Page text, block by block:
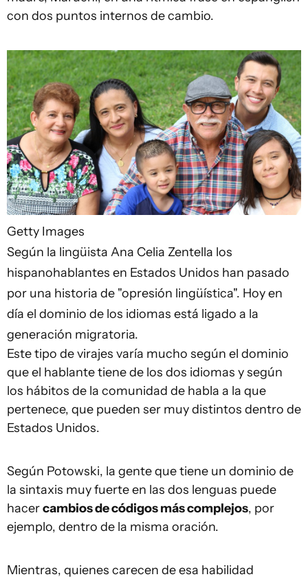
con dos puntos internos de cambio.
Getty Images
Según la lingüista Ana Celia Zentella los
hispanohablantes en Estados Unidos han pasado
por una historia de "opresión lingüística". Hoy en
día el dominio de los idiomas está ligado a la
generación migratoria.
Este tipo de virajes varía mucho según el dominio
que el hablante tiene de los dos idiomas y según
los hábitos de la comunidad de habla a la que
pertenece, que pueden ser muy distintos dentro de
Estados Unidos.
Según Potowski, la gente que tiene un dominio de
la sintaxis muy fuerte en las dos lenguas puede
hacercambios de códigos más complejos, por
ejemplo, dentro de la misma oración.
Mientras, quienes carecen de esa habilidad